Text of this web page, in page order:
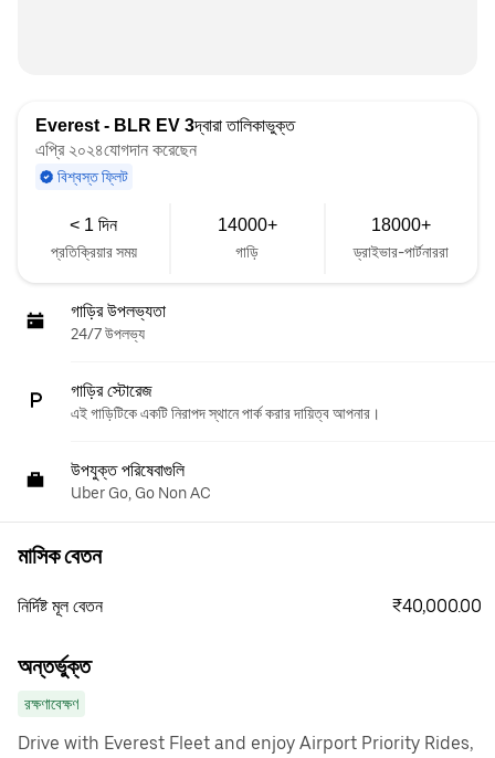
Everest - BLR EV 3দ্বারা তালিকাভুক্ত
এপ্রি ২০২৪যোগদান করেছেন
বিশ্বস্ত ফ্লিট
< 1 দিন
প্রতিক্রিয়ার সময়
14000+
গাড়ি
18000+
ড্রাইভার-পার্টনাররা
গাড়ির উপলভ্যতা
24/7 উপলভ্য
গাড়ির স্টোরেজ
এই গাড়িটিকে একটি নিরাপদ স্থানে পার্ক করার দায়িত্ব আপনার।
উপযুক্ত পরিষেবাগুলি
Uber Go, Go Non AC
মাসিক বেতন
নির্দিষ্ট মূল বেতন ₹40,000.00
অন্তর্ভুক্ত
রক্ষণাবেক্ষণ
Drive with Everest Fleet and enjoy Airport Priority Rides,